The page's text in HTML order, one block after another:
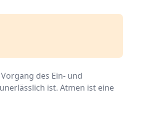
des Ein- und
ist. Atmen ist eine